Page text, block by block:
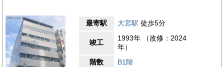
最寄駅 大宮駅 徒歩5分
竣工
1993年 （改修：2024
年）
階数
B1階